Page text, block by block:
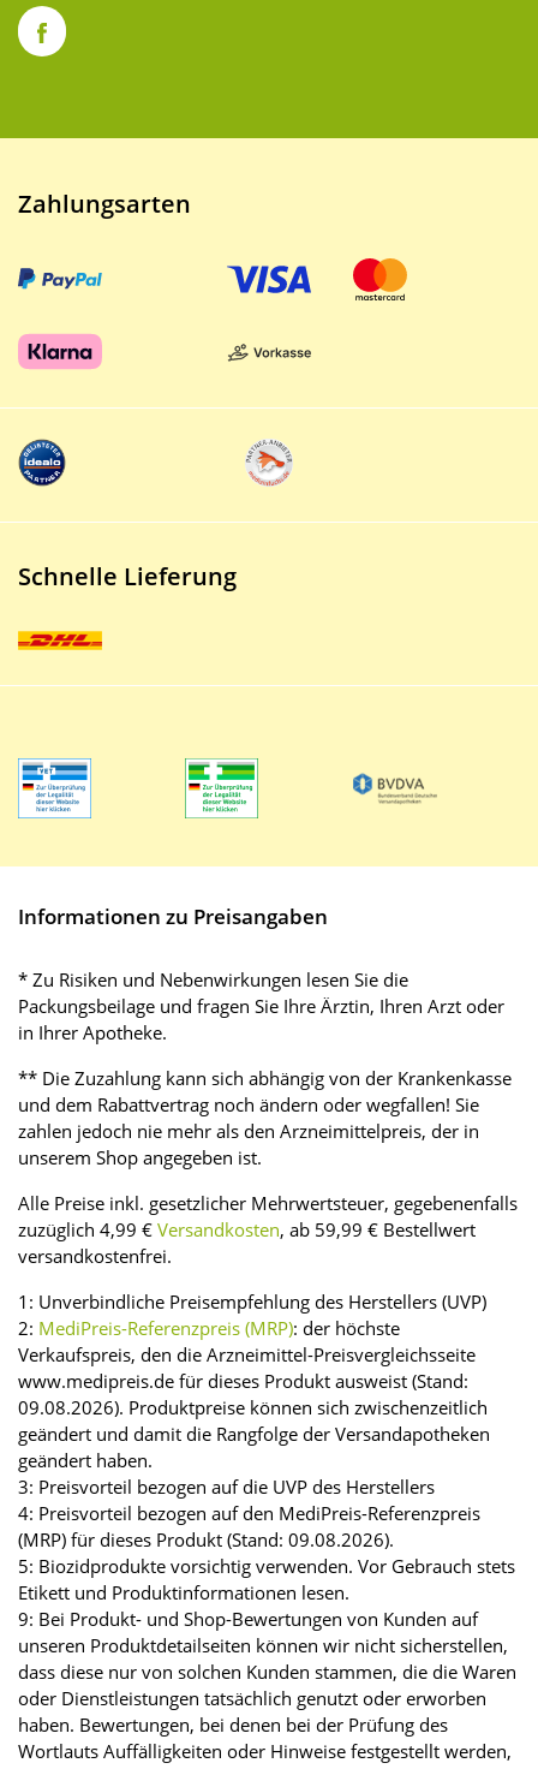
Zahlungsarten
Schnelle Lieferung
Informationen zu Preisangaben
* Zu Risiken und Nebenwirkungen lesen Sie die
Packungsbeilage und fragen Sie Ihre Ärztin, Ihren Arzt oder
in Ihrer Apotheke.
** Die Zuzahlung kann sich abhängig von der Krankenkasse
und dem Rabattvertrag noch ändern oder wegfallen! Sie
zahlen jedoch nie mehr als den Arzneimittelpreis, der in
unserem Shop angegeben ist.
Alle Preise inkl. gesetzlicher Mehrwertsteuer, gegebenenfalls
zuzüglich 4,99 € Versandkosten, ab 59,99 € Bestellwert
versandkostenfrei.
1: Unverbindliche Preisempfehlung des Herstellers (UVP)
2: MediPreis-Referenzpreis (MRP): der höchste
Verkaufspreis, den die Arzneimittel-Preisvergleichsseite
www.medipreis.de für dieses Produkt ausweist (Stand:
09.08.2026). Produktpreise können sich zwischenzeitlich
geändert und damit die Rangfolge der Versandapotheken
geändert haben.
3: Preisvorteil bezogen auf die UVP des Herstellers
4: Preisvorteil bezogen auf den MediPreis-Referenzpreis
(MRP) für dieses Produkt (Stand: 09.08.2026).
5: Biozidprodukte vorsichtig verwenden. Vor Gebrauch stets
Etikett und Produktinformationen lesen.
9: Bei Produkt- und Shop-Bewertungen von Kunden auf
unseren Produktdetailseiten können wir nicht sicherstellen,
dass diese nur von solchen Kunden stammen, die die Waren
oder Dienstleistungen tatsächlich genutzt oder erworben
haben. Bewertungen, bei denen bei der Prüfung des
Wortlauts Auffälligkeiten oder Hinweise festgestellt werden,